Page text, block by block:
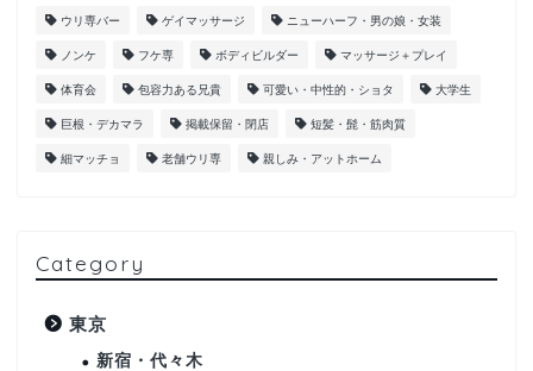
ウリ専バー ゲイマッサージ ニューハーフ・男の娘・女装
ノンケ フケ専 ボディビルダー マッサージ＋プレイ
体育会 包容力ある兄貴 可愛い・中性的・ショタ 大学生
巨根・デカマラ 掲載保留・閉店 短髪・髭・筋肉質
細マッチョ 老舗ウリ専 親しみ・アットホーム
Category
東京
新宿・代々木